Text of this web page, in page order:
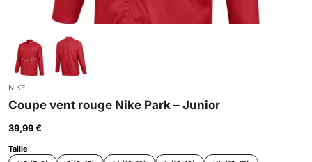
NIKE
Coupe vent rouge Nike Park – Junior
39,99 €
Taille